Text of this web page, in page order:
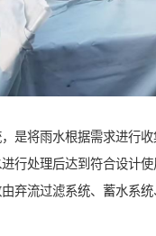
是将雨水根据需求进行
行处理后达到符合设计
弃流过滤系统、蓄水系统